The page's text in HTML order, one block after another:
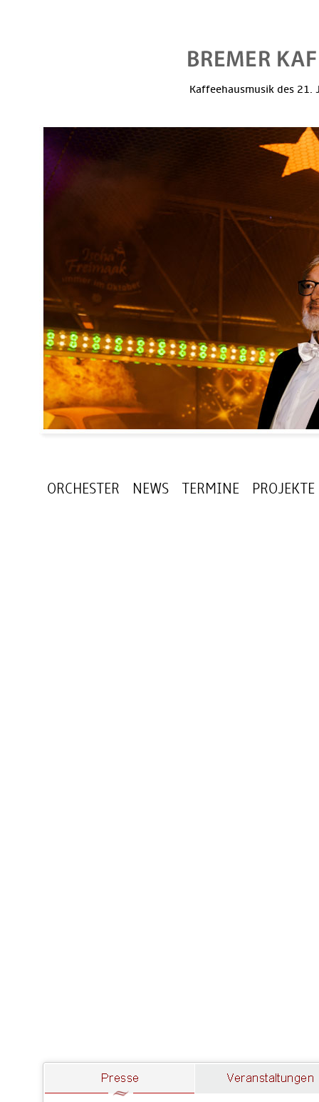
Kaffeehausmusik des 21.
ORCHESTER NEWS TERMINE PROJEKTE